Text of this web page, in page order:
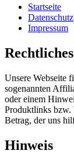
Startseite
Datenschutz
Impressum
Rechtliches
Unsere Webseite
sogenannten
oder einem
Produktlinks bzw.
Betrag, der uns
Hinweis